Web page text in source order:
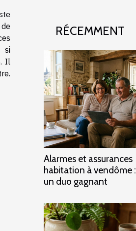
si
Il
RÉCEMMENT
Alarmes et assurances
habitation à vendôme :
un duo gagnant